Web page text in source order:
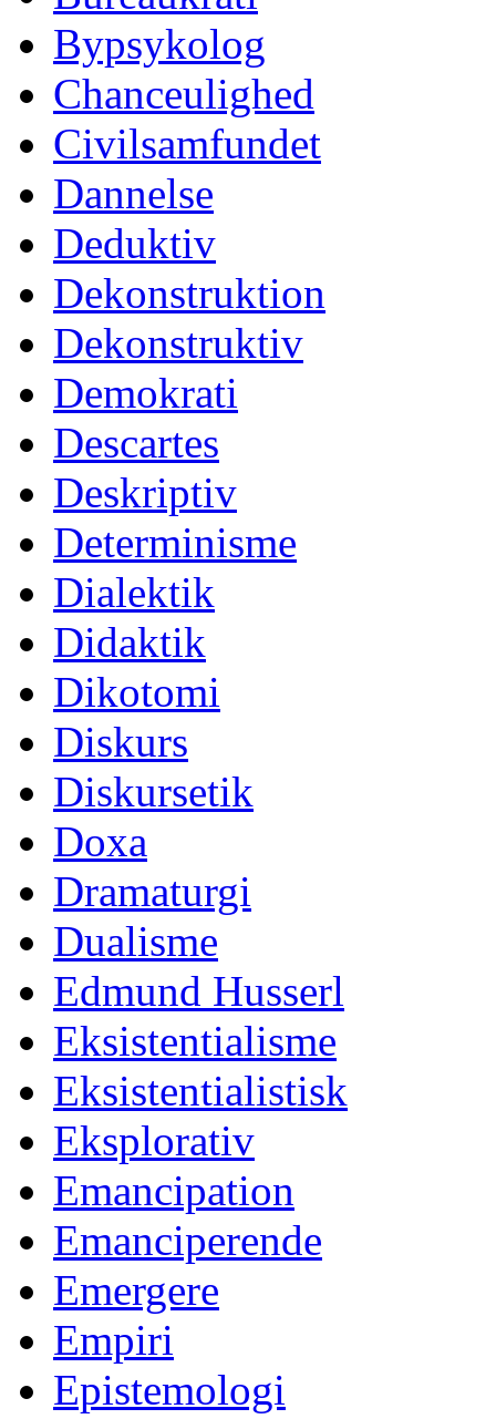
Bypsykolog
Chanceulighed
Civilsamfundet
Dannelse
Deduktiv
Dekonstruktion
Dekonstruktiv
Demokrati
Descartes
Deskriptiv
Determinisme
Dialektik
Didaktik
Dikotomi
Diskurs
Diskursetik
Doxa
Dramaturgi
Dualisme
Edmund Husserl
Eksistentialisme
Eksistentialistisk
Eksplorativ
Emancipation
Emanciperende
Emergere
Empiri
Epistemologi